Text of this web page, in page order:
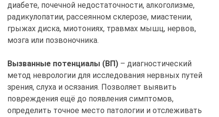
диабете, почечной недостаточности, алкоголизме,
радикулопатии, рассеянном склерозе, миастении,
грыжах диска, миотониях, травмах мышц, нервов,
мозга или позвоночника.
Вызванные потенциалы (ВП) – диагностический
метод неврологии для исследования нервных путей
зрения, слуха и осязания. Позволяет выявить
повреждения ещё до появления симптомов,
определить точное место патологии и отслеживать